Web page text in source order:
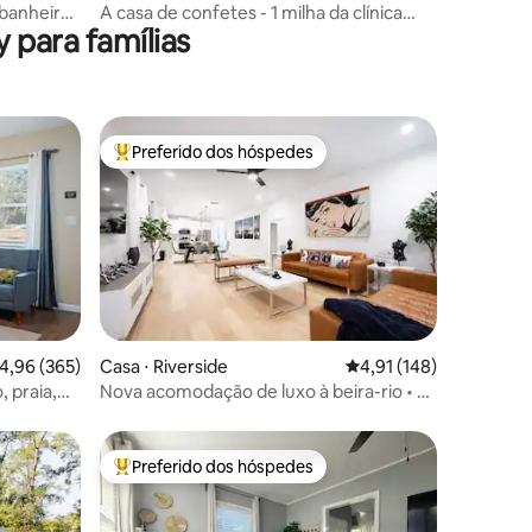
e
A casa de confetes - 1 milha da clínica
Mayo!
para famílias
hóspedes
de uma avaliação média de 5, 365 avaliações
4,96 (365)
praia,
Entre os melhores preferidos dos hóspedes
Preferido dos hóspedes
Casa ⋅ Riverside 4,91 de uma avaliação
4,91 (148)
Nova acomodação de luxo à beira-rio • A
Acomoda 6 pessoas
Entre os melhores preferidos dos hóspedes
Preferido dos hóspedes